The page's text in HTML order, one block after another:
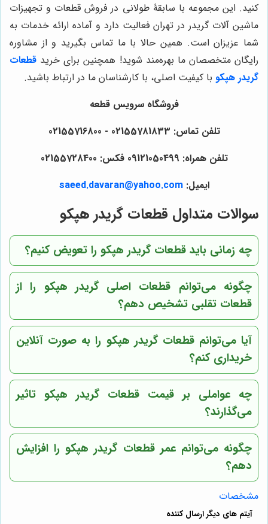
کنید. این مجموعه با سابقۀ طولانی در فروش قطعات و تجهیزات
ماشین آلات گریدر در تهران فعالیت دارد و آماده ارائه خدمات به
شما عزیزان است. همین حالا با ما تماس بگیرید و از مشاوره
رایگان متخصصان ما بهره‌مند شوید! همچنین برای خرید قطعات
گریدر هپکو با کیفیت اصلی، با کارشناسان ما در ارتباط باشید.
فروشگاه سرویس قطعه
تلفن تماس: 02155781833 - 02155716800
تلفن همراه: 09121050499 فکس: 02155728400
ایمیل:saeed.davaran@yahoo.com
سوالات متداول قطعات گریدر هپکو
چه زمانی باید قطعات گریدر هپکو را تعویض کنیم؟
چگونه می‌توانم قطعات اصلی گریدر هپکو را از
قطعات تقلبی تشخیص دهم؟
آیا می‌توانم قطعات گریدر هپکو را به صورت آنلاین
خریداری کنم؟
چه عواملی بر قیمت قطعات گریدر هپکو تاثیر
می‌گذارند؟
چگونه می‌توانم عمر قطعات گریدر هپکو را افزایش
دهم؟
مشخصات